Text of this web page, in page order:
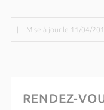
Mise à jour le 11/04/
RENDEZ-